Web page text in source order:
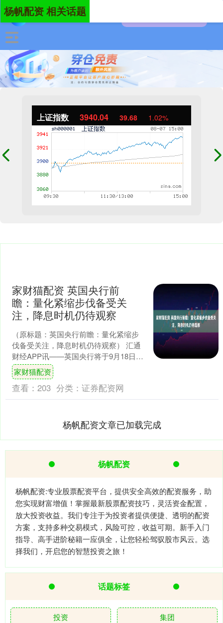
上证指数 3940.04 39.68 1.02%
杨帆配资 相关话题
家财猫配资 英国央行前
瞻：量化紧缩步伐备受关
注，降息时机仍待观察
（原标题：英国央行前瞻：量化紧缩步
伐备受关注，降息时机仍待观察） 汇通
财经APP讯——英国央行将于9月18日召
开货币政策会议，市场普遍预计此次会
议将维持银行利率....
家财猫配资
查看： 203 分类： 证券配资网
杨帆配资文章已加载完成
杨帆配资
杨帆配资:专业股票配资平台，提供安全高效的配资服务，助
您实现财富增值！掌握最新股票配资技巧，灵活资金配置，
放大投资收益。我们专注于为投资者提供便捷、透明的配资
方案，支持多种交易模式，风险可控，收益可期。新手入门
指导、高手进阶秘籍一应俱全，让您轻松驾驭股市风云。选
择我们，开启您的智慧投资之旅！
话题标签
投资 集团